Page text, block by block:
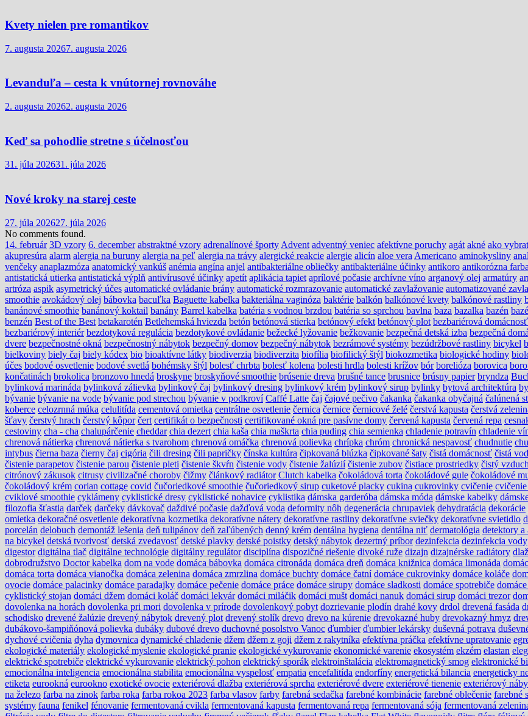
Kvety nielen pre romantikov
7. augusta 20267. augusta 2026
Levanduľa – cesta k vnútornej rovnováhe
2. augusta 20262. augusta 2026
Keď sa pohodlie stretne s účelnosťou
31. júla 202631. júla 2026
Nové kroky na starej ceste
27. júla 202627. júla 2026
No comments found.
14. február 3D vzory 6. december abstraktné vzory adrenalínové športy Advent adventný veniec afektívne poruchy agát akné ako
akupresúra alarm alergia na buruny alergia na peľ alergia na trávy alergické reakcie alergie alicín aloe vera Americano aminokysliny
venčeky anaplazmóza anatomický vankúš anémia angína anjel antibakteriálne obliečky antibakteriálne účinky antikoro antikorózna farba
antistatická utierka antistatická výplň antivírusové účinky apetít aplikácia tapiet aprílové počasie archívne víno arganový olej armatúry
artróza aspik asymetrický účes automatické ovládanie brány automatické rozmrazovanie automatické zavlažovanie automatizované
smoothie avokádový olej bábovka bacuľka Baguette kabelka bakteriálna vaginóza baktérie balkón balkónové kvety balkónové rastliny
banánové smoothie banánový koktail banány Barrel kabelka batéria s vodnou brzdou batéria so sprchou bavlna baza bazalka bazén
benzén Best of the Best betakarotén Betlehemská hviezda betón betónová stierka betónový efekt betónový plot bezbariérová domácnosť
bezbariérový interiér bezdotyková regulácia bezdotykové ovládanie bežecké lyžovanie bežkovanie bezpečná detská izba bezpečná
dvere bezpečnostné okná bezpečnostný nábytok bezpečný domov bezpečný nábytok bezrámové systémy bezúdržbové rastliny bicykel
bielkoviny biely čaj biely kódex bio bioaktívne látky biodiverzia biodiverzita biofília biofilický štýl biokozmetika biologické hodiny
účes bodové osvetlenie bodové svetlá bohémsky štýl bolesť chrbta bolesť kolena bolesti hrdla bolesti krížov bór borelióza borovica
končatinách brokolica bronzovo hnedá broskyne broskyňové smoothie brúsenie dreva brušné tance brusnice brúsny papier bryndza
bylinková marináda bylinková zálievka bylinkový čaj bylinkový dresing bylinkový krém bylinkový sirup bylinky bytová architektúra
bývanie bývanie na vode bývanie pod strechou bývanie v podkroví Caffé Latte čaj čajové pečivo čakanka čakanka obyčajná čalúnená
koberce celozrnná múka celulitída cementová omietka centrálne osvetlenie černica černice černicové želé čerstvá kapusta čerstvá
šťavy čerstvý hrach čerstvý kôpor čert certifikát o bezpečnosti certifikované okná pre pasívne domy červená kapusta červená repa
cestoviny cha - cha chalupárčenie cheddar chia dezert chia kaša chia maškrta chia puding chia semienka chladenie potravín chladenie
chrenová nátierka chrenová nátierka s tvarohom chrenová omáčka chrenová polievka chrípka chróm chronická nespavosť chudnutie
intybus čierna baza čierny čaj cigória čili dresing čili papričky čínska kultúra čipkovaná blúzka čipkované šaty čistá domácnosť čistá
čistenie parapetov čistenie parou čistenie pleti čistenie škvŕn čistenie vody čistenie žalúzií čistenie zubov čistiace prostriedky čistý vzduch
citrónový zákusok citrusy civilizačné choroby čižmy článkový radiátor Clutch kabelka čokoládová torta čokoládové gule čokoládové
čokoládový krém corian cottage covid čučoriedkové smoothie čučoriedkový sirup cuketové placky cukina cukrovinky cvičenie
cviklové smoothie cyklámeny cyklistické dresy cyklistické nohavice cyklistika dámska garderóba dámska móda dámske kabelky
filozofia šťastia darček darčeky dávkovač daždivé počasie dažďová voda deformity nôh degenerácia chrupaviek dehydratácia dekorácie
omietka dekoračné osvetlenie dekoratívna kozmetika dekoratívne nátery dekoratívne rastliny dekoratívne sviečky dekoratívne svietidlo
porcelán delobuch demontáž lešenia deň tulipánov deň zaľúbených denný krém dentálna hygiena dentálna niť dermatológia detektory a
na bicykel detská tvorivosť detská zvedavosť detské plavky detské poistky detský nábytok dezertný príbor dezinfekcia dezinfekcia vody
digestor digitálna tlač digitálne technológie digitálny regulátor disciplína dispozičné riešenie divoké ruže dizajn dizajnérske radiátory
dobrodružstvo Doctor kabelka dom na vode domáca bábovka domáca citronáda domáca dreň domáca knižnica domáca limonáda
domáca torta domáca vianočka domáca zelenina domáca zmrzlina domáce buchty domáce čatní domáce cukrovinky domáce koláče
ovocie domáce palacinky domáce paradajky domáce pečenie domáce práce domáce sirupy domáce sladkosti domáce spotrebiče
cyklistický stojan domáci džem domáci koláč domáci lekvár domáci miláčik domáci mušt domáci nanuk domáci sirup domáci trezor
dovolenka na horách dovolenka pri mori dovolenka v prírode dovolenkový pobyt dozrievanie plodín drahé kovy drdol drevená fasáda
schodisko drevené žalúzie drevený nábytok drevený plot drevený stolík drevo drevo na kúrenie drevokazné huby drevokazný hmyz
dubákovo-šampiňónová polievka dubáky dubové drevo duchovné posolstvo Vanoc ďumbier ďumbier lekársky duševná potrava
dychové cvičenia dyha dymovnica dynamické chladenie džem džem z goji džem z rakytníka efektívna práčka efektívne upratovanie
ekologické materiály ekologické myslenie ekologické pranie ekologické vykurovanie ekonomické varenie ekosystém ekzém elastan
elektrické spotrebiče elektrické vykurovanie elektrický pohon elektrický sporák elektroinštalácia elektromagnetický smog elektronické
emocionálna inteligencia emocionálna stabilita emocionálna vyspelosť empatia encefalitída endorfíny energetická bilancia energeticky
etiketa eurookná eurookno exotické ovocie exteriérová dlažba exteriérová sprcha exteriérové dvere exteriérové tienenie exteriérový
na železo farba na zinok farba roka farba rokoa 2023 farba vlasov farby farebná sedačka farebné kombinácie farebné oblečenie farebné
systémy fauna fenikel fénovanie fermentovaná cvikla fermentovaná kapusta fermentovaná repa fermentovaná sója fermentovaná